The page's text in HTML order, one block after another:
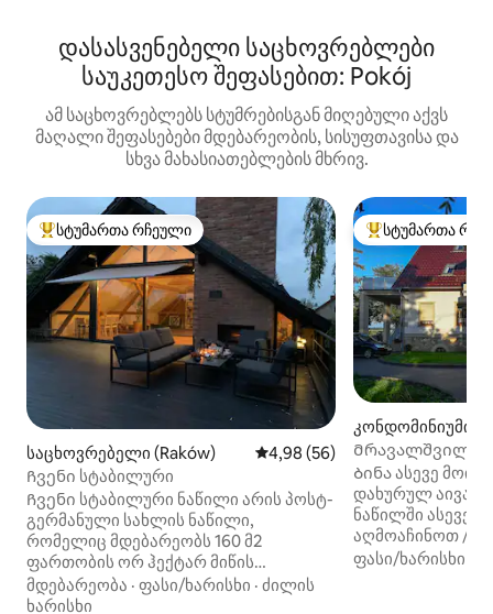
დასასვენებელი საცხოვრებლები
საუკეთესო შეფასებით: Pokój
ამ საცხოვრებლებს სტუმრებისგან მიღებული აქვს
მაღალი შეფასებები მდებარეობის, სისუფთავისა და
სხვა მახასიათებლების მხრივ.
სტუმართა რჩეული მოწინავე ვარიანტი
სტუმართა რჩეული
საცხოვრებელი (Raków) საშუალო შეფასებაა 5‑დან
4,98 (56)
Ჩვენი სტაბილური
Ჩვენი სტაბილური ნაწილი არის პოსტ-
გერმანული სახლის ნაწილი,
რომელიც მდებარეობს 160 მ2
ფართობის ორ ჰექტარ მიწის
ნაკვეთზე, ტერასა 70 მ პლუს ნახევრად
ხის სახლი, ძველი სოფლის ტექნიკა
მდებარეობა · ფასი/ხარისხი · ძილის
ხარისხი
სტუმართა
სტუმართა
კონდომინიუმი
ადამიანამდე
Ბინა ასევე
დახურულ
ნაწილში ასევე
აღმოაჩინოთ /
ტობოგანის
ფასი/ხარისხი